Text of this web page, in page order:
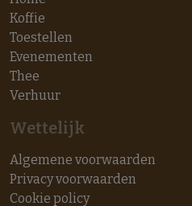
Koffie
Toestellen
Evenementen
Thee
Verhuur
Wettelijk
Algemene voorwaarden
Privacy voorwaarden
Cookie policy